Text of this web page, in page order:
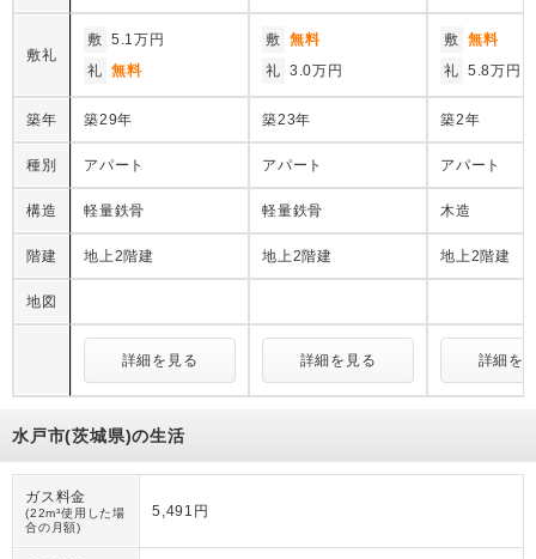
敷礼
敷 5.1万円
礼 無料
敷 無料
礼 3.0万円
敷 無料
礼 5.8万円
築年 築29年 築23年 築2年
種別 アパート アパート アパート
構造 軽量鉄骨 軽量鉄骨 木造
階建 地上2階建 地上2階建 地上2階建
地図
詳細を見る 詳細を見る 詳細を
水戸市(茨城県)の生活
ガス料金
(22m³使用した場
合の月額)
5,491円